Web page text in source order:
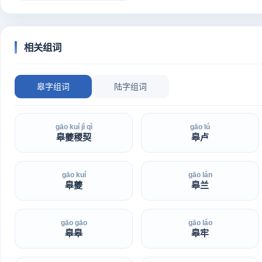
相关组词
皋字组词 陆字组词
gāo kuí jì qì
皋夔稷契
gāo lú
皋卢
gāo kuí
皋夔
gāo lán
皋兰
gāo gāo
皋皋
gāo láo
皋牢